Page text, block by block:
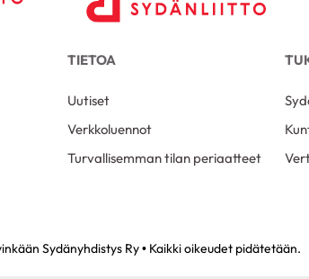
TIETOA
Uutiset
Verkkoluennot
Turvallisemman tilan periaatteet
Sydänyhdistys Ry • Kaikki oikeudet pidätetään.